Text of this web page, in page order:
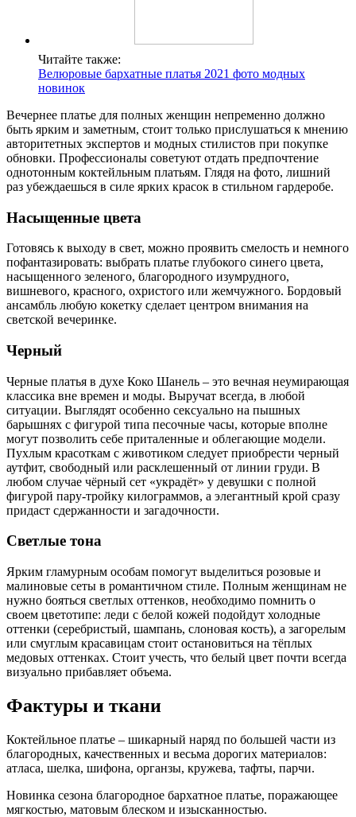
Читайте также:
Велюровые бархатные платья 2021 фото модных
новинок
Вечернее платье для полных женщин непременно должно
быть ярким и заметным, стоит только прислушаться к мнению
авторитетных экспертов и модных стилистов при покупке
обновки. Профессионалы советуют отдать предпочтение
однотонным коктейльным платьям. Глядя на фото, лишний
раз убеждаешься в силе ярких красок в стильном гардеробе.
Насыщенные цвета
Готовясь к выходу в свет, можно проявить смелость и немного
пофантазировать: выбрать платье глубокого синего цвета,
насыщенного зеленого, благородного изумрудного,
вишневого, красного, охристого или жемчужного. Бордовый
ансамбль любую кокетку сделает центром внимания на
светской вечеринке.
Черный
Черные платья в духе Коко Шанель – это вечная неумирающая
классика вне времен и моды. Выручат всегда, в любой
ситуации. Выглядят особенно сексуально на пышных
барышнях с фигурой типа песочные часы, которые вполне
могут позволить себе приталенные и облегающие модели.
Пухлым красоткам с животиком следует приобрести черный
аутфит, свободный или расклешенный от линии груди. В
любом случае чёрный сет «украдёт» у девушки с полной
фигурой пару-тройку килограммов, а элегантный крой сразу
придаст сдержанности и загадочности.
Светлые тона
Ярким гламурным особам помогут выделиться розовые и
малиновые сеты в романтичном стиле. Полным женщинам не
нужно бояться светлых оттенков, необходимо помнить о
своем цветотипе: леди с белой кожей подойдут холодные
оттенки (серебристый, шампань, слоновая кость), а загорелым
или смуглым красавицам стоит остановиться на тёплых
медовых оттенках. Стоит учесть, что белый цвет почти всегда
визуально прибавляет объема.
Фактуры и ткани
Коктейльное платье – шикарный наряд по большей части из
благородных, качественных и весьма дорогих материалов:
атласа, шелка, шифона, органзы, кружева, тафты, парчи.
Новинка сезона благородное бархатное платье, поражающее
мягкостью, матовым блеском и изысканностью.